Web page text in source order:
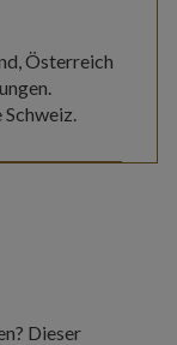
Österreich
Dieser